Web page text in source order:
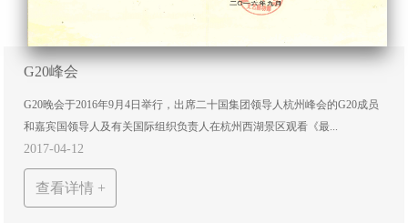
G20峰会
G20晚会于2016年9月4日举行，出席二十国集团领导人杭州峰会的G20成员
和嘉宾国领导人及有关国际组织负责人在杭州西湖景区观看《最...
2017-04-12
查看详情 +